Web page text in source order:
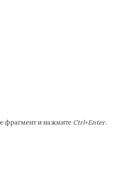
фрагмент и нажмите Ctrl+Enter.